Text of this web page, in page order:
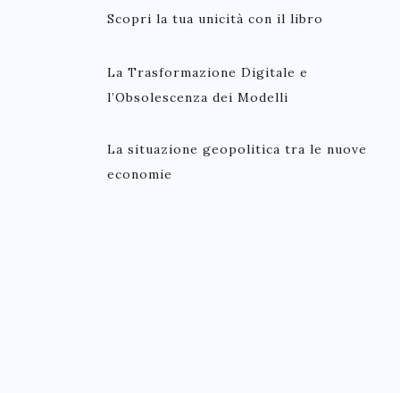
Scopri la tua unicità con il libro
La Trasformazione Digitale e
l’Obsolescenza dei Modelli
La situazione geopolitica tra le nuove
economie